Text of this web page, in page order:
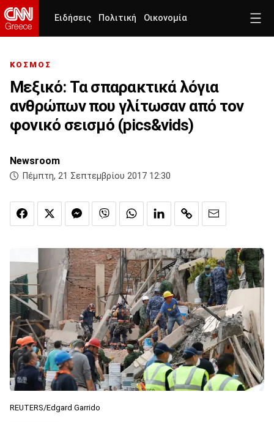
Ειδήσεις Πολιτική Οικονομία
ΚΟΣΜΟΣ
Μεξικό: Τα σπαρακτικά λόγια
ανθρώπων που γλίτωσαν από τον
φονικό σεισμό (pics&vids)
Newsroom
Πέμπτη, 21 Σεπτεμβρίου 2017 12:30
REUTERS/Edgard Garrido